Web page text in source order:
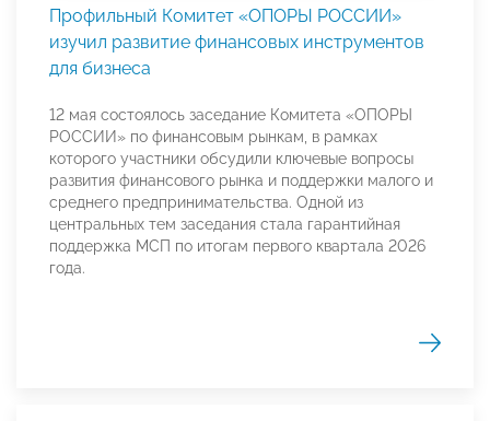
Профильный Комитет «ОПОРЫ РОССИИ»
изучил развитие финансовых инструментов
для бизнеса
12 мая состоялось заседание Комитета «ОПОРЫ
РОССИИ» по финансовым рынкам, в рамках
которого участники обсудили ключевые вопросы
развития финансового рынка и поддержки малого и
среднего предпринимательства. Одной из
центральных тем заседания стала гарантийная
поддержка МСП по итогам первого квартала 2026
года.